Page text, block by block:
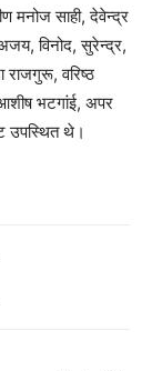
मनोज साही, देवेन्द्र
विनोद, सुरेन्द्र,
राजगुरू, वरिष्ठ
भटगांई, अपर
उपस्थित थे।